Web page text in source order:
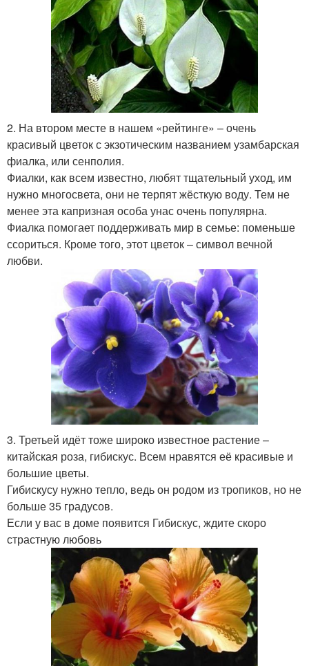
2. На втором месте в нашем «рейтинге» – очень
красивый цветок с экзотическим названием узамбарская
фиалка, или сенполия.
Фиалки, как всем известно, любят тщательный уход, им
нужно многосвета, они не терпят жёсткую воду. Тем не
менее эта капризная особа унас очень популярна.
Фиалка помогает поддерживать мир в семье: поменьше
ссориться. Кроме того, этот цветок – символ вечной
любви.
3. Третьей идёт тоже широко известное растение –
китайская роза, гибискус. Всем нравятся её красивые и
большие цветы.
Гибискусу нужно тепло, ведь он родом из тропиков, но не
больше 35 градусов.
Если у вас в доме появится Гибискус, ждите скоро
страстную любовь